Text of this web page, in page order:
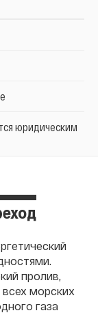
юридическим
пролив,
всех морских
газа